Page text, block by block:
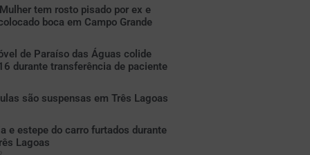
tem rosto pisado por ex e
boca em Campo Grande
de Paraíso das Águas colide
durante transferência de paciente
são suspensas em Três Lagoas
e estepe do carro furtados durante
Lagoas